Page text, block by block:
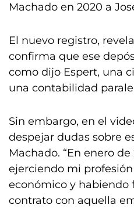
Machado en 2020 a
El nuevo registro,
confirma que ese
como dijo Espert, una
una contabilidad
Sin embargo, en el
despejar dudas sobre
Machado. “En enero
ejerciendo mi
económico y
contrato con aquella